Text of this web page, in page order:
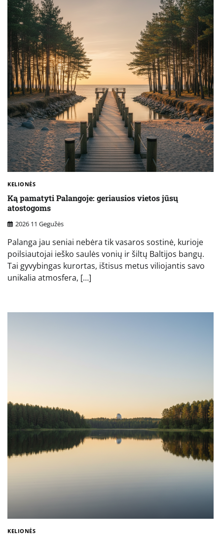
KELIONĖS
Ką pamatyti Palangoje: geriausios vietos jūsų
atostogoms
2026 11 Gegužės
Palanga jau seniai nebėra tik vasaros sostinė, kurioje
poilsiautojai ieško saulės vonių ir šiltų Baltijos bangų.
Tai gyvybingas kurortas, ištisus metus viliojantis savo
unikalia atmosfera, […]
KELIONĖS